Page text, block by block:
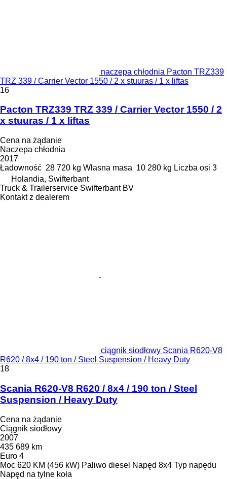
naczepa chłodnia Pacton TRZ339
TRZ 339 / Carrier Vector 1550 / 2 x stuuras / 1 x liftas
16
Pacton TRZ339 TRZ 339 / Carrier Vector 1550 / 2
x stuuras / 1 x liftas
Cena na żądanie
Naczepa chłodnia
2017
Ładowność 28 720 kg Własna masa 10 280 kg Liczba osi 3
Holandia, Swifterbant
Truck & Trailerservice Swifterbant BV
Kontakt z dealerem
ciągnik siodłowy Scania R620-V8
R620 / 8x4 / 190 ton / Steel Suspension / Heavy Duty
18
Scania R620-V8 R620 / 8x4 / 190 ton / Steel
Suspension / Heavy Duty
Cena na żądanie
Ciągnik siodłowy
2007
435 689 km
Euro 4
Moc 620 KM (456 kW) Paliwo diesel Napęd 8x4 Typ napędu
Napęd na tylne koła